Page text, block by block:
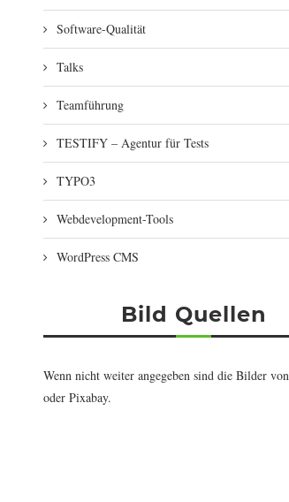
Software-Qualität
Talks
Teamführung
TESTIFY – Agentur für Tests
TYPO3
Webdevelopment-Tools
WordPress CMS
Bild Quellen
Wenn nicht weiter angegeben sind die Bilder von
oder Pixabay.